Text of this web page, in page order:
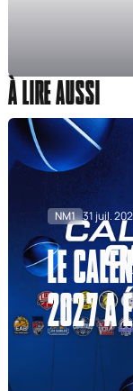
À LIRE AUSSI
NM1 31 juil.
LE
2027 A